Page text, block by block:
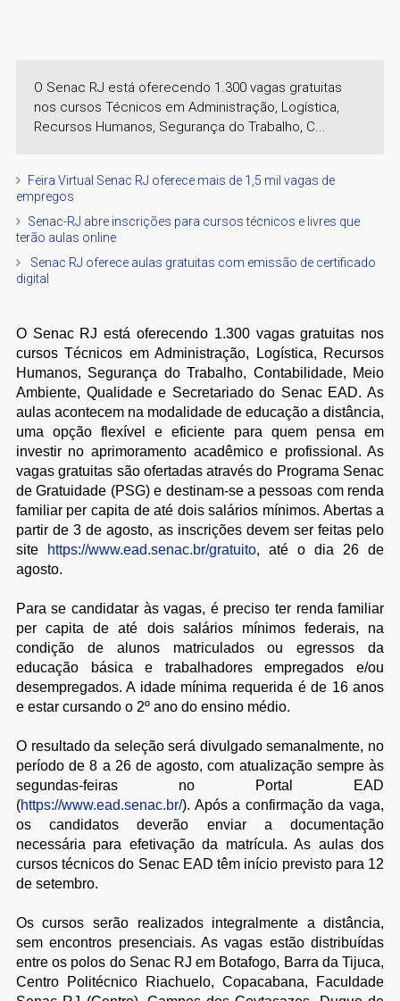
O Senac RJ está oferecendo 1.300 vagas gratuitas
nos cursos Técnicos em Administração, Logística,
Recursos Humanos, Segurança do Trabalho, C...
Feira Virtual Senac RJ oferece mais de 1,5 mil vagas de
empregos
Senac-RJ abre inscrições para cursos técnicos e livres que
terão aulas online
​ Senac RJ oferece aulas gratuitas com emissão de certificado
digital
O Senac RJ está oferecendo 1.300 vagas gratuitas nos
cursos Técnicos em Administração, Logística, Recursos
Humanos, Segurança do Trabalho, Contabilidade, Meio
Ambiente, Qualidade e Secretariado do Senac EAD. As
aulas acontecem na modalidade de educação a distância,
uma opção flexível e eficiente para quem pensa em
investir no aprimoramento acadêmico e profissional. As
vagas gratuitas são ofertadas através do Programa Senac
de Gratuidade (PSG) e destinam-se a pessoas com renda
familiar per capita de até dois salários mínimos. Abertas a
partir de 3 de agosto, as inscrições devem ser feitas pelo
site
https://www.ead.senac.br/gratuito, até o dia 26 de
agosto.
Para se candidatar às vagas, é preciso ter renda familiar
per capita de até dois salários mínimos federais, na
condição de alunos matriculados ou egressos da
educação básica e trabalhadores empregados e/ou
desempregados. A idade mínima requerida é de 16 anos
e estar cursando o 2º ano do ensino médio.
O resultado da seleção será divulgado semanalmente, no
período de 8 a 26 de agosto, com atualização sempre às
segundas-feiras no Portal EAD
(https://www.ead.senac.br/). Após a confirmação da vaga,
os candidatos deverão enviar a documentação
necessária para efetivação da matrícula. As aulas dos
cursos técnicos do Senac EAD têm início previsto para 12
de setembro.
Os cursos serão realizados integralmente a distância,
sem encontros presenciais. As vagas estão distribuídas
entre os polos do Senac RJ em Botafogo, Barra da Tijuca,
Centro Politécnico Riachuelo, Copacabana, Faculdade